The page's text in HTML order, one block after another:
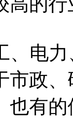
电力
市政
也有